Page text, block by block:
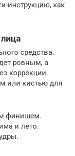
инструкцию, как
средства.
ровным, а
коррекции.
или кистью для
финишем.
и лето.